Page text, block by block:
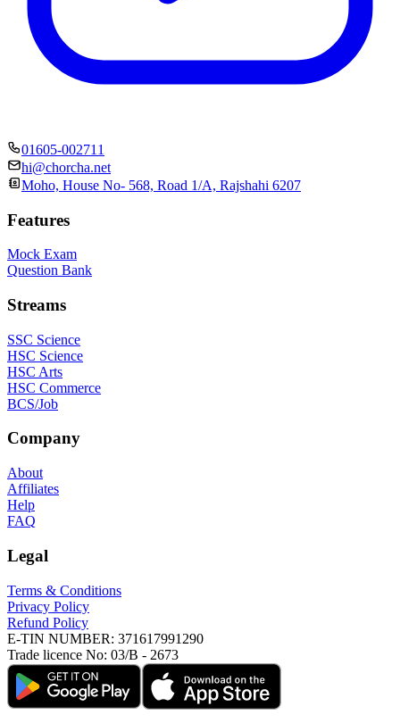
01605-002711
hi@chorcha.net
Moho, House No- 568, Road 1/A, Rajshahi 6207
Features
Mock Exam
Question Bank
Streams
SSC Science
HSC Science
HSC Arts
HSC Commerce
BCS/Job
Company
About
Affiliates
Help
FAQ
Legal
Terms & Conditions
Privacy Policy
Refund Policy
E-TIN NUMBER: 371617991290
Trade licence No: 03/B - 2673